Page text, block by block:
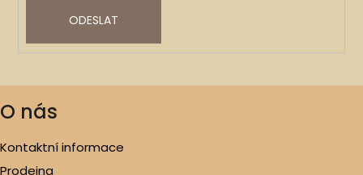
ODESLAT
O nás
Kontaktní informace
Prodejna